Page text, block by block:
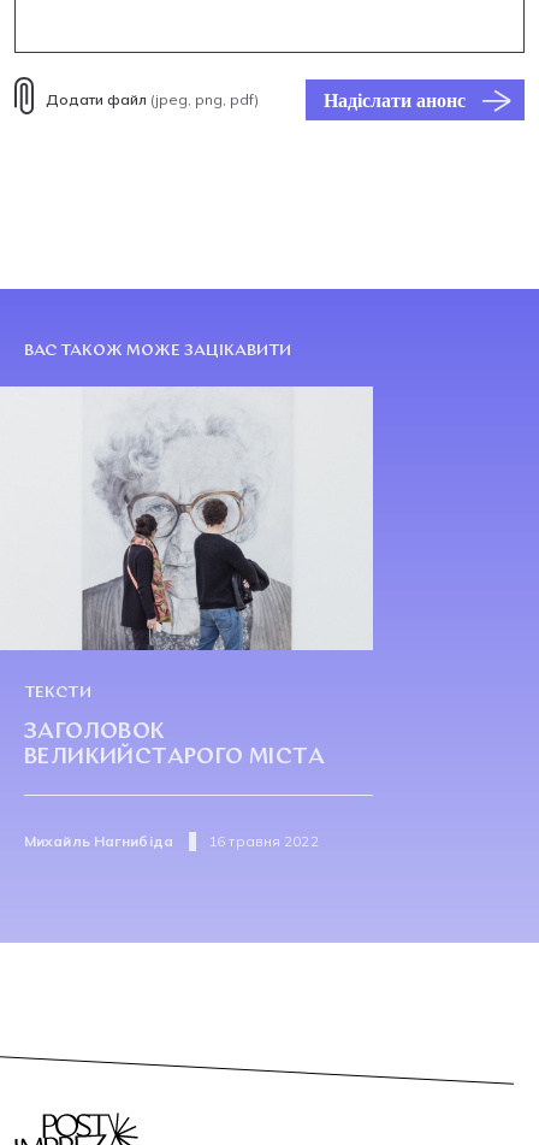
Додати файл (jpeg, png, pdf) Надіслати анонс
ВАС ТАКОЖ МОЖЕ ЗАЦІКАВИТИ
ТЕКСТИ
ЗАГОЛОВОК
ВЕЛИКИЙСТАРОГО МІСТА
Михайль Нагнибіда 16 травня 2022